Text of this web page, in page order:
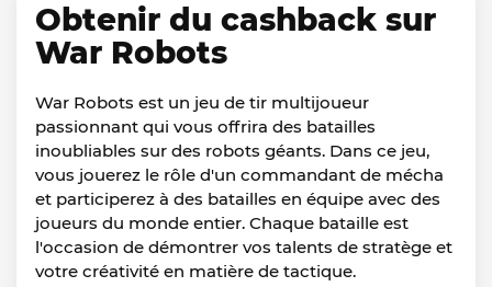
Obtenir du cashback sur
War Robots
War Robots est un jeu de tir multijoueur
passionnant qui vous offrira des batailles
inoubliables sur des robots géants. Dans ce jeu,
vous jouerez le rôle d'un commandant de mécha
et participerez à des batailles en équipe avec des
joueurs du monde entier. Chaque bataille est
l'occasion de démontrer vos talents de stratège et
votre créativité en matière de tactique.